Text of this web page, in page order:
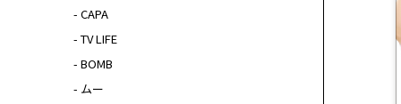
- CAPA
- TV LIFE
- BOMB
- ムー